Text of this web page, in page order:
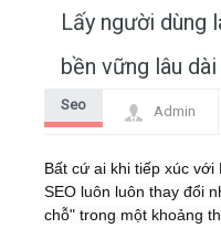
Home
Video
Lấy người dùng
bền vững lâu dài
Seo Admin
Bất cứ ai khi tiếp xúc
SEO luôn luôn thay đổi
chỗ" trong một khoảng